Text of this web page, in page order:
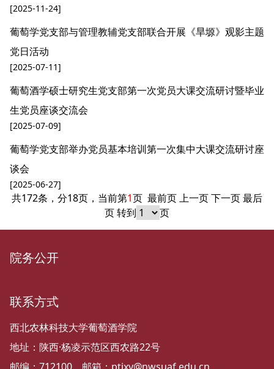
[2025-11-24]
葡萄学党支部与管理教辅党支部联合开展《旱塬》观影主题
党日活动
[2025-07-11]
葡萄酒学硕士研究生党支部第一次党员大课交流研讨暨毕业
生党员座谈交流会
[2025-07-09]
葡萄学党支部举办党员基本培训第一次集中大课交流研讨座
谈会
[2025-06-27]
共172条，分18页，当前第1页 最前页上一页下一页最后
页转到 页
院务公开
联系方式
西北农林科技大学葡萄酒学院
地址：陕西·杨凌示范区西农路22号